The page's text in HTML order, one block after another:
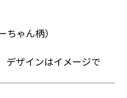
ゃん柄）
デザインはイメージで